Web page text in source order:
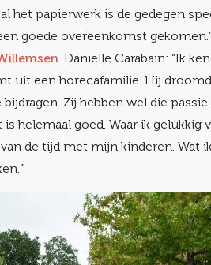
het papierwerk is de gedegen
goede overeenkomst
. Danielle Carabain: “Ik
uit een horecafamilie. Hij
Zij hebben wel die
helemaal goed. Waar ik
de tijd met mijn kinderen. Wat